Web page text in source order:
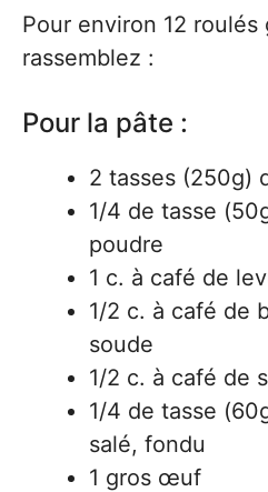
Pour environ 12 roulés
rassemblez :
Pour la pâte :
2 tasses (250g)
1/4 de tasse
poudre
1 c. à café de
1/2 c. à café de
soude
1/2 c. à café de
1/4 de tasse
salé, fondu
1 gros œuf